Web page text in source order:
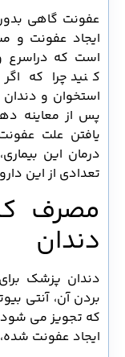
عفونت گاهی بدون
ایجاد عفونت و
است که دراسرع
کنید چرا که
استخوان و دندان
پس از معاینه
یافتن علت عفونت،
درمان این
تعدادی از این
مصرف
دندان
دندان پزشک برای
بردن آن، آنتی
که تجویز می شود
ایجاد عفونت شده،